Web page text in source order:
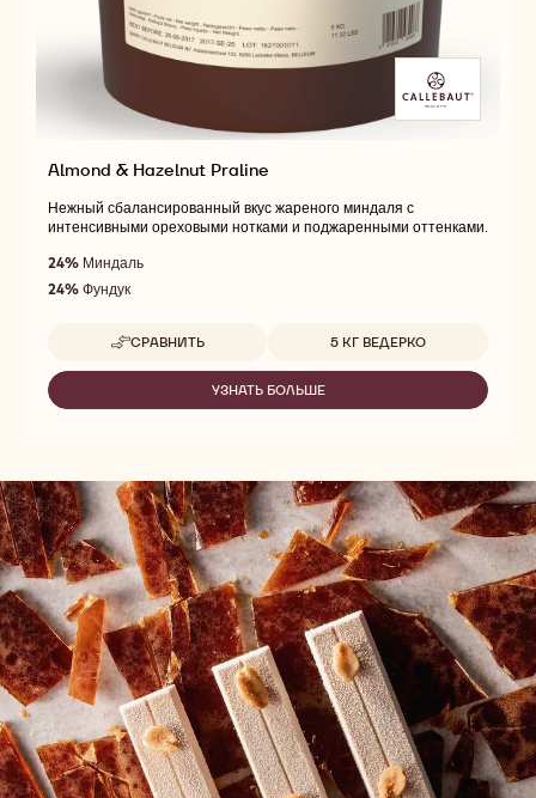
Almond & Hazelnut Praline
Нежный сбалансированный вкус жареного миндаля с
интенсивными ореховыми нотками и поджаренными оттенками.
24% Миндаль
24% Фундук
СРАВНИТЬ
-
ALMOND
HAZELNUT
Доступные размеры
5 КГ ВЕДЕРКО
УЗНАТЬ БОЛЬШЕ
-